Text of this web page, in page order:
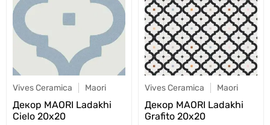
Vives Ceramica Maori
Декор MAORI Ladakhi
Cielo 20x20
Vives Ceramica Maori
Декор MAORI Ladakhi
Grafito 20x20